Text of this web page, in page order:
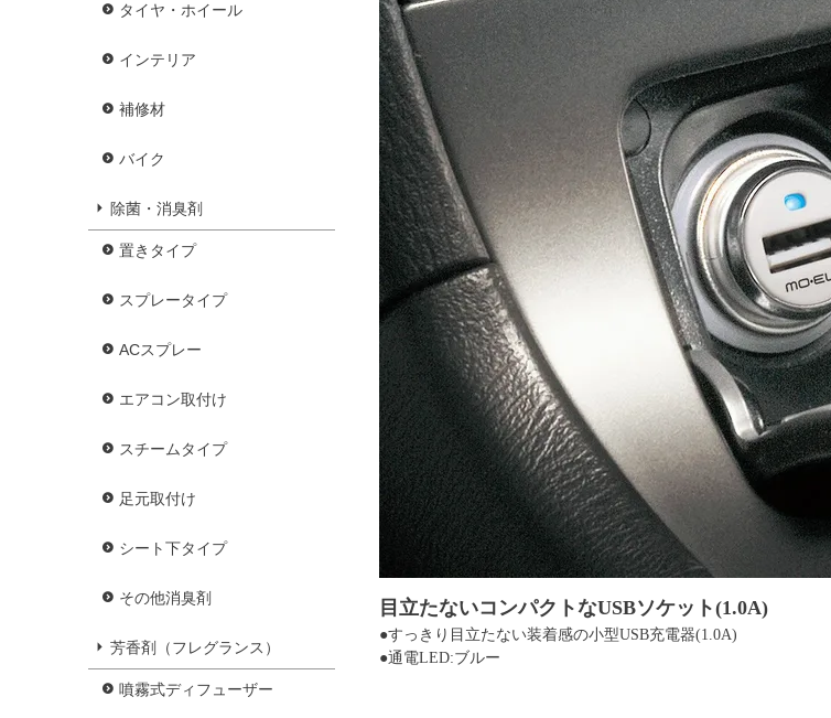
タイヤ・ホイール
インテリア
補修材
バイク
除菌・消臭剤
置きタイプ
スプレータイプ
ACスプレー
エアコン取付け
スチームタイプ
足元取付け
シート下タイプ
その他消臭剤
芳香剤（フレグランス）
噴霧式ディフューザー
目立たないコンパクトなUSBソケット(1.0A)
●すっきり目立たない装着感の小型USB充電器(1.0A)
●通電LED:ブルー